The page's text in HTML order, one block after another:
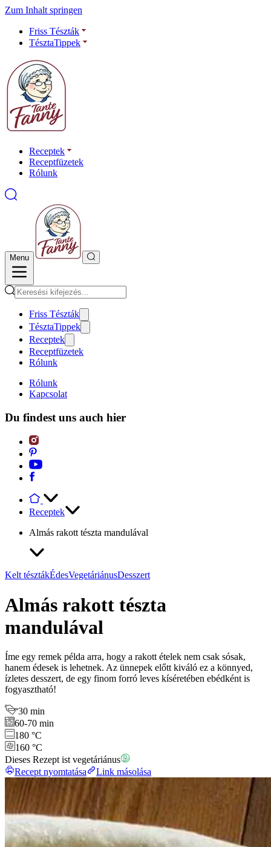
Zum Inhalt springen
Friss Tészták
TésztaTippek
Receptek
Receptfüzetek
Rólunk
Menu
Friss Tészták
TésztaTippek
Receptek
Receptfüzetek
Rólunk
Rólunk
Kapcsolat
Du findest uns auch hier
Receptek
Almás rakott tészta mandulával
Kelt tésztákÉdesVegetáriánusDesszert
Almás rakott tészta
mandulával
Íme egy remek példa arra, hogy a rakott ételek nem csak sósak,
hanem édesek is lehetnek. Az ünnepek előtt kiváló ez a könnyed,
ízletes desszert, de egy finom forró leves kíséretében ebédként is
fogyasztható!
30 min
60-70 min
180 °C
160 °C
Dieses Rezept ist vegetáriánus
Recept nyomtatása
Link másolása